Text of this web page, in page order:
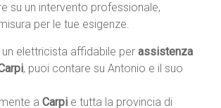
su un intervento professionale,
per le tue esigenze.
un elettricista affidabile perassistenza
, puoi contare su Antonio e il suo
aCarpi e tutta la provincia di